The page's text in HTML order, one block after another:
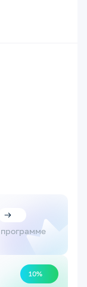
программе
10%